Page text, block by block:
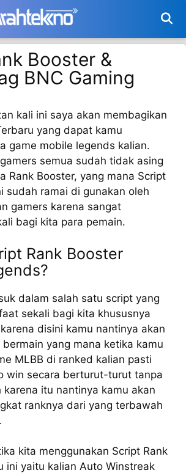
Booster &
BNC Gaming
kali ini saya akan membagikan
yang dapat kamu
game mobile legends kalian.
semua sudah tidak asing
Rank Booster, yang mana Script
sudah ramai di gunakan oleh
gamers karena sangat
bagi kita para pemain.
Rank Booster
dalam salah satu script yang
sekali bagi kita khususnya
disini kamu nantinya akan
yang mana ketika kamu
MLBB di ranked kalian pasti
win secara berturut-turut tanpa
karena itu nantinya kamu akan
ranknya dari yang terbawah
kita menggunakan Script Rank
ini yaitu kalian Auto Winstreak